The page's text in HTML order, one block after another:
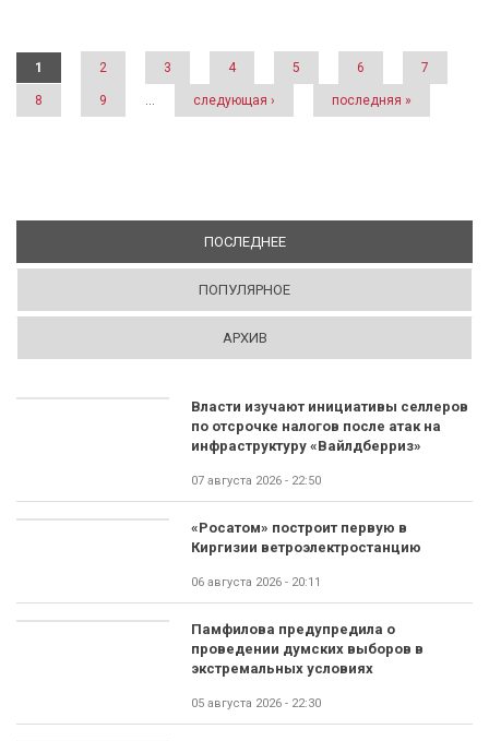
Страницы
1 2 3 4 5 6 7
8 9 … следующая › последняя »
ПОСЛЕДНЕЕ(АКТИВНАЯ ВКЛАДКА)
ПОПУЛЯРНОЕ
АРХИВ
Власти изучают инициативы селлеров
по отсрочке налогов после атак на
инфраструктуру «Вайлдберриз»
07 августа 2026 - 22:50
«Росатом» построит первую в
Киргизии ветроэлектростанцию
06 августа 2026 - 20:11
Памфилова предупредила о
проведении думских выборов в
экстремальных условиях
05 августа 2026 - 22:30